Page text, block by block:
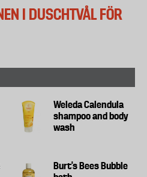
I DUSCHTVÅL FÖR
Weleda Calendula
shampoo and body
wash
Burt's Bees Bubble